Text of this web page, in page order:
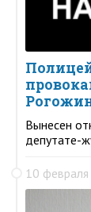
Вынесен
депутате-
10 февраля